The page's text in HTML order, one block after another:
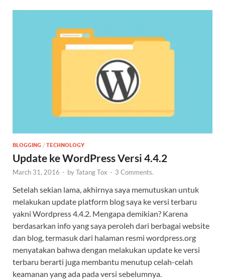
BLOGGING / TECHNOLOGY
Update ke WordPress Versi 4.4.2
March 31, 2016 - byTatang Tox - 3 Comments.
Setelah sekian lama, akhirnya saya memutuskan untuk
melakukan update platform blog saya ke versi terbaru
yakni Wordpress 4.4.2. Mengapa demikian? Karena
berdasarkan info yang saya peroleh dari berbagai website
dan blog, termasuk dari halaman resmi wordpress.org
menyatakan bahwa dengan melakukan update ke versi
terbaru berarti juga membantu menutup celah-celah
keamanan yang ada pada versi sebelumnya.